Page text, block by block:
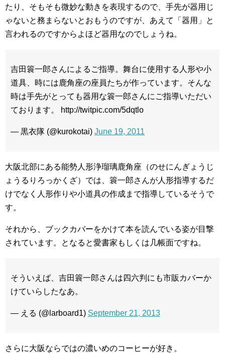
たり、そもそも微妙な動きを表現するので、手先が器用じ
ゃないと務まらないとおもうのですが、あえて「器用」と
言われるのですからよほど器用なのでしょうね。
吉田簑一郎さんによるご指導。舞台に使用する人形や小
道具、時には鹿角座の座員たちが作っています。そんな
時は手先がとっても器用な簑一郎さんにご指導いただい
ております。 http://twitpic.com/5dqtlo
— 黒衣隊 (@kurokotai) June 19, 2011
大阪北部にある能勢人形浄瑠璃鹿角座（のせにんぎょうじ
ょうるりろっかくざ）では、簑一郎さんが人形指導するだ
けでなく人形作りや小道具の作成まで指導しているそうで
す。
それから、ブックカバーをかけて本を読んでいる姿が目撃
されています。となると愛書家もしくは几帳面ですね。
そういえば、吉田簑一郎さんは四六判にも市販カバーか
けていらしたなあ。
— える (@larboard1) September 21, 2013
さらに大阪ならではの濃いめのコーヒーが好き。